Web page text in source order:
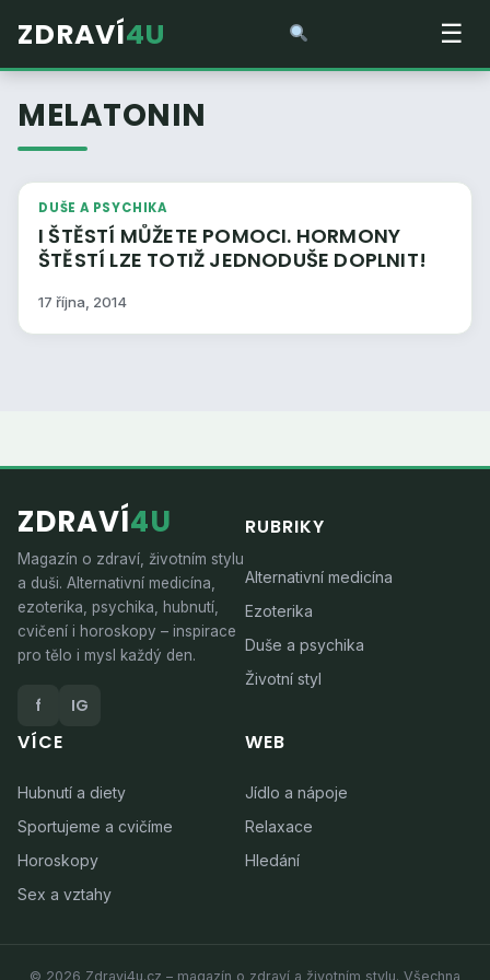
ZDRAVÍ4U ☰
MELATONIN
DUŠE A PSYCHIKA
I ŠTĚSTÍ MŮŽETE POMOCI. HORMONY
ŠTĚSTÍ LZE TOTIŽ JEDNODUŠE DOPLNIT!
17 října, 2014
ZDRAVÍ4U
Magazín o zdraví, životním stylu
a duši. Alternativní medicína,
ezoterika, psychika, hubnutí,
cvičení i horoskopy – inspirace
pro tělo i mysl každý den.
f IG
RUBRIKY
Alternativní medicína
Ezoterika
Duše a psychika
Životní styl
VÍCE
Hubnutí a diety
Sportujeme a cvičíme
Horoskopy
Sex a vztahy
WEB
Jídlo a nápoje
Relaxace
Hledání
© 2026 Zdravi4u.cz – magazín o zdraví a životním stylu. Všechna